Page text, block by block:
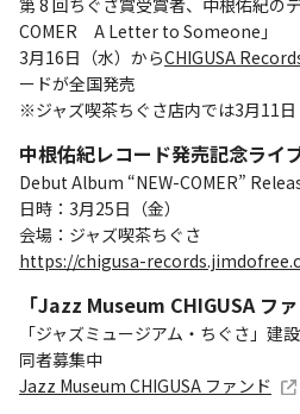
第 8 回ちぐさ賞受賞者、中根佑紀の
COMER A Letter to Someone」
3月16日（水）からCHIGUSA
ードが全国発売
※ジャズ喫茶ちぐさ店内では3月11
中根佑紀レコード発売記念ライ
Debut Album “NEW-COMER”
日時：3月25日（金）
会場：ジャズ喫茶ちぐさ
https://chigusa-
「Jazz Museum CHIGUSA フ
「ジャズミュージアム・ちぐさ」建
同者募集中
Jazz Museum CHIGUSA ファンド